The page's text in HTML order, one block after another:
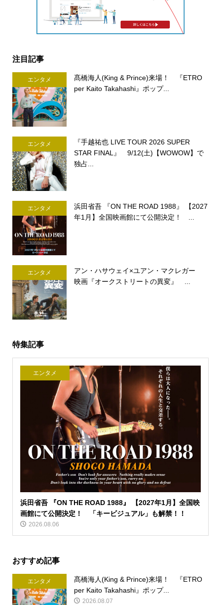
注目記事
エンタメ
髙橋海人(King & Prince)来場！ 『ETRO
per Kaito Takahashi』ポップ...
エンタメ
『手越祐也 LIVE TOUR 2026 SUPER
STAR FINAL』 9/12(土)【WOWOW】で
独占...
エンタメ
浜田省吾 『ON THE ROAD 1988』 【2027
年1月】全国映画館にて公開決定！ ...
エンタメ
アン・ハサウェイ×ユアン・マクレガー
映画『オークストリートの異変』 ...
特集記事
エンタメ
浜田省吾 『ON THE ROAD 1988』 【2027年1月】全国映
画館にて公開決定！ 「キービジュアル」も解禁！！
2026.08.06
おすすめ記事
エンタメ
髙橋海人(King & Prince)来場！ 『ETRO
per Kaito Takahashi』ポップ...
2026.08.07